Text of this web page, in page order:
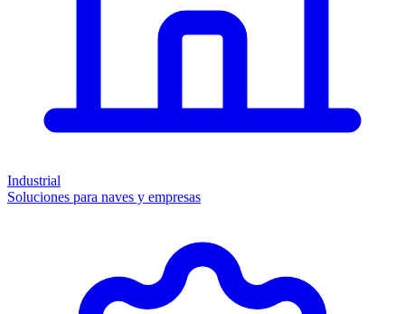
Industrial
Soluciones para naves y empresas